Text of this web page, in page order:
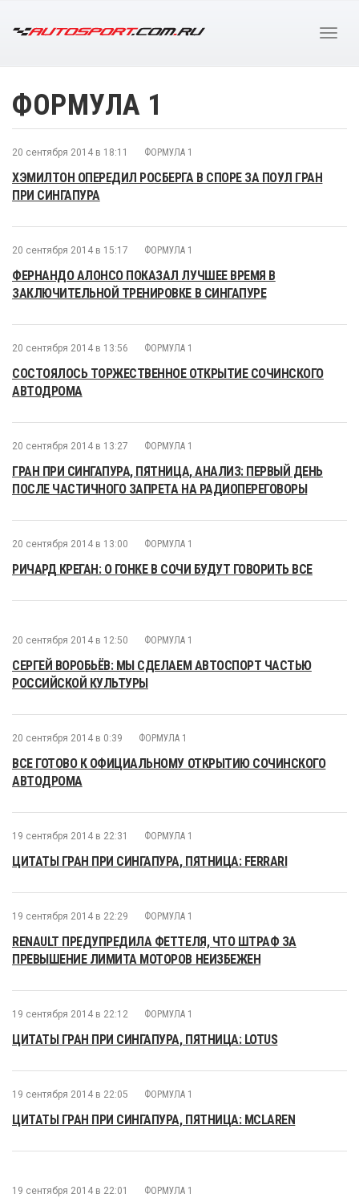
ФОРМУЛА 1
20 сентября 2014 в 18:11 ФОРМУЛА 1
ХЭМИЛТОН ОПЕРЕДИЛ РОСБЕРГА В СПОРЕ ЗА ПОУЛ ГРАН
ПРИ СИНГАПУРА
20 сентября 2014 в 15:17 ФОРМУЛА 1
ФЕРНАНДО АЛОНСО ПОКАЗАЛ ЛУЧШЕЕ ВРЕМЯ В
ЗАКЛЮЧИТЕЛЬНОЙ ТРЕНИРОВКЕ В СИНГАПУРЕ
20 сентября 2014 в 13:56 ФОРМУЛА 1
СОСТОЯЛОСЬ ТОРЖЕСТВЕННОЕ ОТКРЫТИЕ СОЧИНСКОГО
АВТОДРОМА
20 сентября 2014 в 13:27 ФОРМУЛА 1
ГРАН ПРИ СИНГАПУРА, ПЯТНИЦА, АНАЛИЗ: ПЕРВЫЙ ДЕНЬ
ПОСЛЕ ЧАСТИЧНОГО ЗАПРЕТА НА РАДИОПЕРЕГОВОРЫ
20 сентября 2014 в 13:00 ФОРМУЛА 1
РИЧАРД КРЕГАН: О ГОНКЕ В СОЧИ БУДУТ ГОВОРИТЬ ВСЕ
20 сентября 2014 в 12:50 ФОРМУЛА 1
СЕРГЕЙ ВОРОБЬЁВ: МЫ СДЕЛАЕМ АВТОСПОРТ ЧАСТЬЮ
РОССИЙСКОЙ КУЛЬТУРЫ
20 сентября 2014 в 0:39 ФОРМУЛА 1
ВСЕ ГОТОВО К ОФИЦИАЛЬНОМУ ОТКРЫТИЮ СОЧИНСКОГО
АВТОДРОМА
19 сентября 2014 в 22:31 ФОРМУЛА 1
ЦИТАТЫ ГРАН ПРИ СИНГАПУРА, ПЯТНИЦА: FERRARI
19 сентября 2014 в 22:29 ФОРМУЛА 1
RENAULT ПРЕДУПРЕДИЛА ФЕТТЕЛЯ, ЧТО ШТРАФ ЗА
ПРЕВЫШЕНИЕ ЛИМИТА МОТОРОВ НЕИЗБЕЖЕН
19 сентября 2014 в 22:12 ФОРМУЛА 1
ЦИТАТЫ ГРАН ПРИ СИНГАПУРА, ПЯТНИЦА: LOTUS
19 сентября 2014 в 22:05 ФОРМУЛА 1
ЦИТАТЫ ГРАН ПРИ СИНГАПУРА, ПЯТНИЦА: MCLAREN
19 сентября 2014 в 22:01 ФОРМУЛА 1